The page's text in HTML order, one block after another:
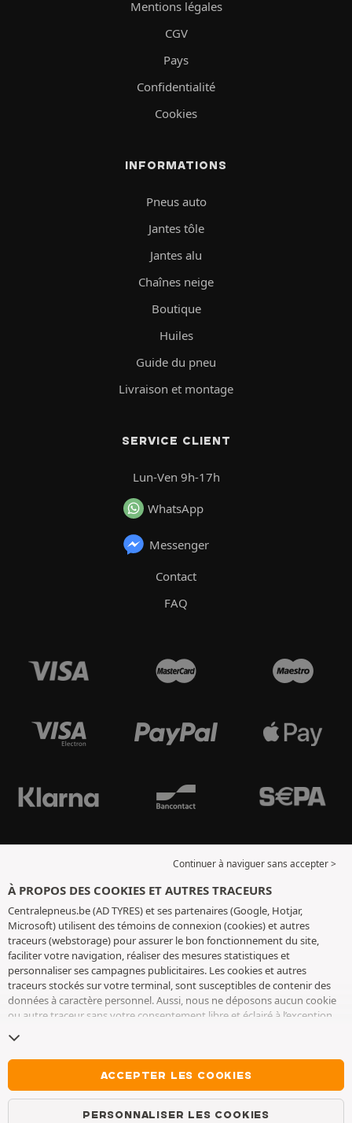
Mentions légales
CGV
Pays
Confidentialité
Cookies
INFORMATIONS
Pneus auto
Jantes tôle
Jantes alu
Chaînes neige
Boutique
Huiles
Guide du pneu
Livraison et montage
SERVICE CLIENT
Lun-Ven 9h-17h
WhatsApp
Messenger
Contact
FAQ
Continuer à naviguer sans accepter >
À PROPOS DES COOKIES ET AUTRES TRACEURS
Centralepneus.be (AD TYRES) et ses partenaires (Google, Hotjar,
Microsoft) utilisent des témoins de connexion (cookies) et autres
traceurs (webstorage) pour assurer le bon fonctionnement du site,
faciliter votre navigation, réaliser des mesures statistiques et
personnaliser ses campagnes publicitaires. Les cookies et autres
traceurs stockés sur votre terminal, sont susceptibles de contenir des
données à caractère personnel. Aussi, nous ne déposons aucun cookie
ou autre traceur sans votre consentement libre et éclairé à l’exception
conservons votre choix pendant 6 mois. Vous pouvez retirer votre
consentement à tout moment en vous rendant sur lapage cookies et
. Vous pouvez choisir de continuer à naviguer sans
accepter le dépôt de cookies ou autres traceurs. Le refus ne fait pas
obstacle à l’accès aux services AD TYRES. Pour plus d’informations, nous
vous invitons à consulterla page cookies et autres traceurs
ACCEPTER LES COOKIES
PERSONNALISER LES COOKIES